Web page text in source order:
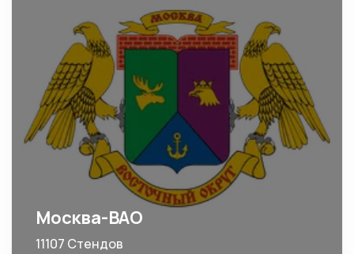
Москва-ВАО
11107 Стендов